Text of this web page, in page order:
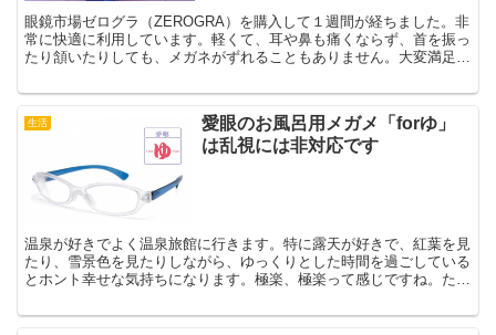
眼鏡市場ゼログラ（ZEROGRA）を購入して１週間が経ちました。非
常に快適に利用しています。軽くて、耳や鼻も痛くならず、首を振っ
たり頷いたりしても、メガネがずれることもありません。大変満足し
生活
愛眼のお風呂用メガメ「forゆ」
は乱視には非対応です
温泉が好きでよく温泉旅館に行きます。特に露天が好きで、紅葉を見
たり、雪景色を見たりしながら、ゆっくりとした時間を過ごしている
とホント幸せな気持ちになります。極楽、極楽って感じですね。た